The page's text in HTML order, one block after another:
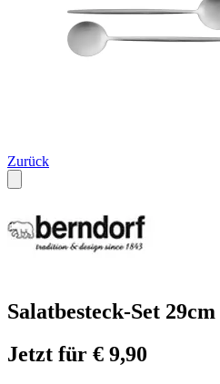
Zurück
Salatbesteck-Set
Jetzt für € 9,90